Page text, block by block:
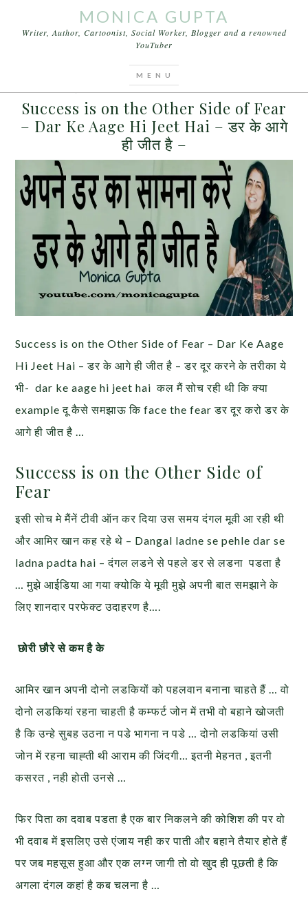
MONICA GUPTA
Writer, Author, Cartoonist, Social Worker, Blogger and a renowned
YouTuber
Success is on the Other Side of Fear
– Dar Ke Aage Hi Jeet Hai – डर के आगे
ही जीत है –
Success is on the Other Side of Fear – Dar Ke Aage
Hi Jeet Hai – डर के आगे ही जीत है – डर दूर करने के तरीका ये
भी- dar ke aage hi jeet hai कल मैं सोच रही थी कि क्या
example दू कैसे समझाऊ कि face the fear डर दूर करो डर के
आगे ही जीत है …
Success is on the Other Side of
Fear
इसी सोच मे मैंनें टीवी ऑन कर दिया उस समय दंगल मूवी आ रही थी
और आमिर खान कह रहे थे – Dangal ladne se pehle dar se
ladna padta hai – दंगल लडने से पहले डर से लडना पडता है
… मुझे आईडिया आ गया क्योकि ये मूवी मुझे अपनी बात समझाने के
लिए शानदार परफेक्ट उदाहरण है….
छोरी छौरे से कम है के
आमिर खान अपनी दोनो लडकियों को पहलवान बनाना चाहते हैं … वो
दोनो लडकियां रहना चाहती है कम्फर्ट जोन में तभी वो बहाने खोजती
है कि उन्हे सुबह उठना न पडे भागना न पडे … दोनो लडकियां उसी
जोन में रहना चाह्ती थी आराम की जिंदगी… इतनी मेहनत , इतनी
कसरत , नही होती उनसे …
फिर पिता का दवाब पडता है एक बार निकलने की कोशिश की पर वो
भी दवाब में इसलिए उसे एंजाय नही कर पाती और बहाने तैयार होते हैं
पर जब महसूस हुआ और एक लग्न जागी तो वो खुद ही पूछती है कि
अगला दंगल कहां है कब चलना है …